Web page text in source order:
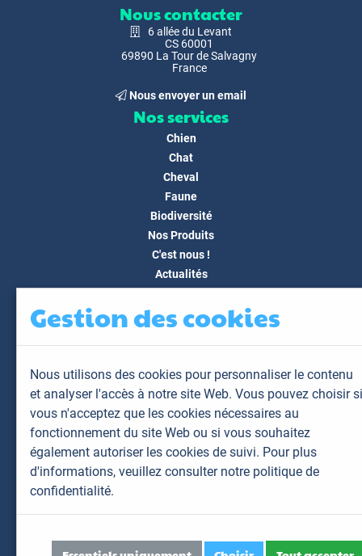
Nous contacter
6 allée du Levant
CS 60001
69890 La Tour de Salvagny
France
Nous envoyer un email
Nos services
Chien
Chat
Cheval
Faune
Biodiversité
Nos Produits
C'est nous !
Actualités
FAQ
Mon espace
Mes animaux
Mes résultats
Mes commandes
Mes factures
Gestion des cookies
Nous utilisons des cookies pour personnaliser le contenu
et analyser l'accès à notre site Web. Vous pouvez choisir si
vous n'acceptez que les cookies nécessaires au
fonctionnement du site Web ou si vous souhaitez
également autoriser les cookies de suivi. Pour plus
d'informations, veuillez consulter notre politique de
confidentialité.